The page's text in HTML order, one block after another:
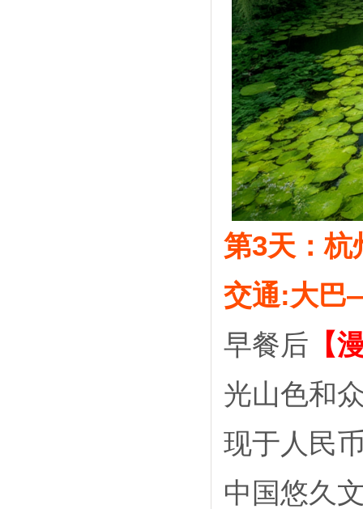
第3天：
交通:大
早餐后 【
光山色和
现于人民
中国悠久